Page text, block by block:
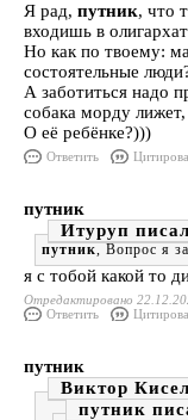
Я рад, путник, что
входишь в
Но как по твоему:
состоятельные
А заботиться надо
собака морду
О её ребёнке?)))
Ответить
путник
Итуруп
путник, Вопрос я
я с тобой какой то
Отредактировано
Ответить
путник
Виктор
путник